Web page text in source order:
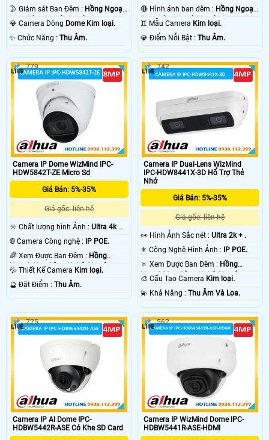
🌛 Giám sát Ban Đêm : Hồng Ngoại
40m Công Nghệ Chuyên Dụng.
💎 Camera Dòng Dome Kim loại.
️✨ Chức Năng : Thu Âm.
🔴 Hình ảnh ban đêm : Hồng Ngoại
50m Công Nghệ Chuyên Dụng.
♊ Mẫu Camera Kim loại.
️💎 Điểm Nỗi Bật :Thu Âm.
Camera IP Dome WizMind IPC-
HDW5842T-ZE Micro Sd
Giá Bán: 5%-35%
Giá gốc: liên hệ
🔆 Chất lượng hình Ảnh : Ultra 4k 👍🏾
.
®️ Camera Công nghệ :
IP POE.
🌈 Xem Được Ban Đêm : Hồng
Ngoại 40m Công Nghệ Chuyên
💦 Thiết Kế Camera Kim loại.
️🔮 Đặt Điểm : Thu Âm.
779
Camera IP Dual-Lens WizMind
IPC-HDW8441X-3D Hổ Trợ Thẻ
Nhớ
Giá Bán: 5%-35%
Giá gốc: liên hệ
️👀 Hình Ảnh Sắc nét :Ultra 2k + .
⚜️ Công Nghệ Hình Ảnh :
IP POE.
🔅 Xem Được Ban Đêm : Hồng
Ngoại 20m Công Nghệ Chuyên
🎨 Cấu Tạo Camera Kim loại.
️💫 Khả Năng :Thu Âm Và Loa.
742
Camera IP AI Dome IPC-
HDBW5442R-ASE Có Khe SD Card
725
Camera IP WizMind Dome IPC-
HDBW5441R-ASE-HDMI
562